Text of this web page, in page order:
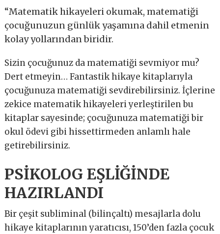
“Matematik hikayeleri okumak, matematiği
çocuğunuzun günlük yaşamına dahil etmenin
kolay yollarından biridir.
Sizin çocuğunuz da matematiği sevmiyor mu?
Dert etmeyin… Fantastik hikaye kitaplarıyla
çocuğunuza matematiği sevdirebilirsiniz. İçlerine
zekice matematik hikayeleri yerleştirilen bu
kitaplar sayesinde; çocuğunuza matematiği bir
okul ödevi gibi hissettirmeden anlamlı hale
getirebilirsiniz.
PSİKOLOG EŞLİĞİNDE
HAZIRLANDI
Bir çeşit subliminal (bilinçaltı) mesajlarla dolu
hikaye kitaplarının yaratıcısı, 150’den fazla çocuk